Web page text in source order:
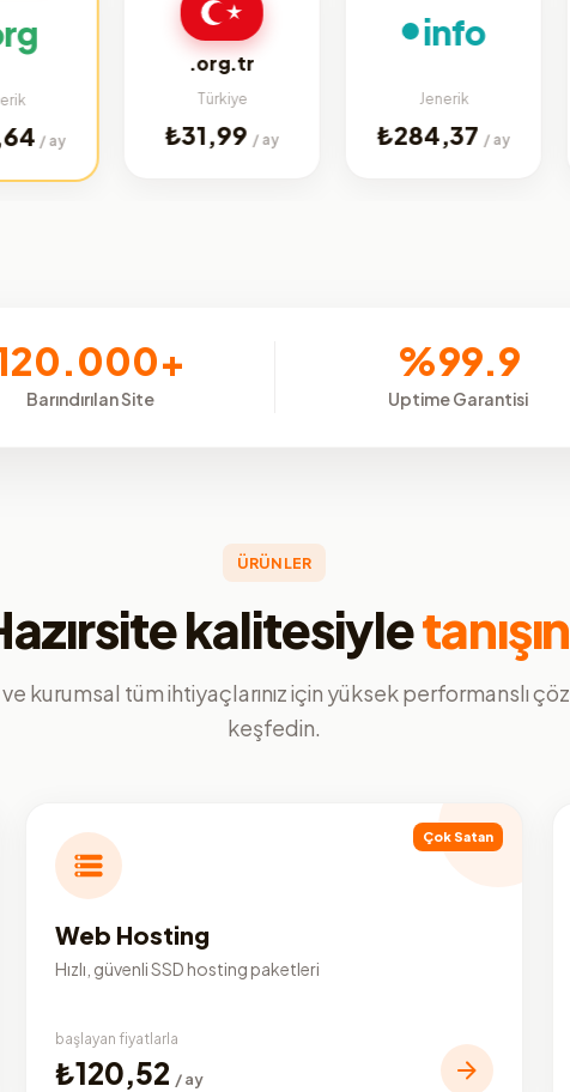
.org.tr
₺31,99 / ay
info
₺284,37 / ay
Barındırılan Site
%99.9
Uptime Garantisi
ÜRÜNLER
kalitesiyletanışın
kurumsal tüm ihtiyaçlarınız için yüksek performanslı
keşfedin.
Çok Satan
Web Hosting
Hızlı, güvenli SSD hosting paketleri
başlayan fiyatlarla
₺120,52 / ay